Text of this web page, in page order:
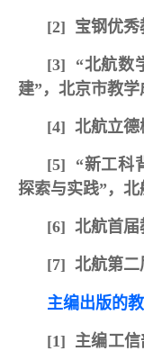
[2] 宝钢优秀
[3] “北航数
建”，北京市教学
[4] 北航立德
[5] “新工科
探索与实践”，北
[6] 北航首届
[7] 北航第二
主编出版的
[1] 主编工